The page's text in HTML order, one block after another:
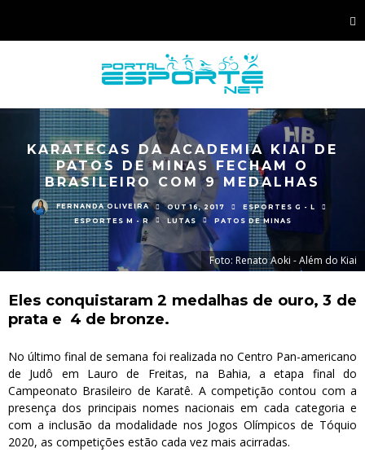
KARATECAS DA ACADEMIA KIAI DE
PATOS DE MINAS FECHAM O
BRASILEIRO COM 9 MEDALHAS
FERNANDA OLIVEIRA OUT 16, 2017
ESPORTES G - L
ESPORTES M - R
LUTAS PATOS DE MINAS
Foto: Renato Aoki - Além do Kiai
Eles conquistaram 2 medalhas de ouro, 3 de
prata e 4 de bronze.
No último final de semana foi realizada no Centro Pan-americano
de Judô em Lauro de Freitas, na Bahia, a etapa final do
Campeonato Brasileiro de Karatê. A competição contou com a
presença dos principais nomes nacionais em cada categoria e
com a inclusão da modalidade nos Jogos Olímpicos de Tóquio
2020, as competições estão cada vez mais acirradas.